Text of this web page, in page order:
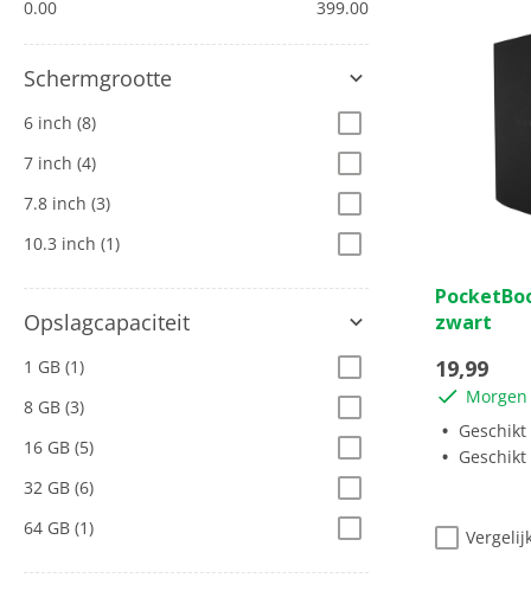
0.00 399.00
Schermgrootte
6 inch (8)
7 inch (4)
7.8 inch (3)
10.3 inch (1)
Opslagcapaciteit
1 GB (1)
8 GB (3)
16 GB (5)
32 GB (6)
64 GB (1)
van
de
sterren.
zwart
19,99
Geschikt